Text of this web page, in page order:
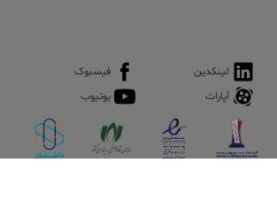
لینکدین
فیسبوک
آپارات یوتیوب